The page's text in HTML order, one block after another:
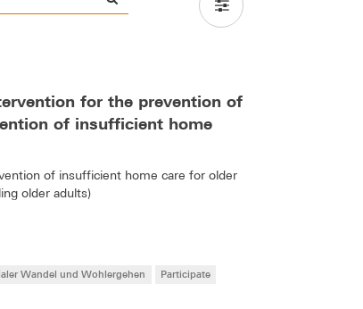
for the prevention of
of insufficient home
of insufficient home care for older
older adults)
Wandel und Wohlergehen
Participate